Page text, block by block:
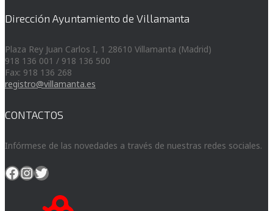
Dirección Ayuntamiento de Villamanta
Plaza Rey Juan Carlos I, 1 28610 Villamanta (Madrid)
918 136 001 / 918 136 500
Fax: 918 136 268
registro@villamanta.es
CONTACTOS
Infórmese de las novedades a través de nuestras redes sociales.
Facebook
Instagram
Twitter